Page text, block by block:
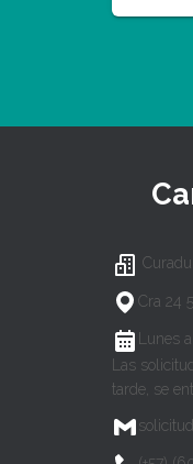
Cra 24
Lunes
Las
tarde, se